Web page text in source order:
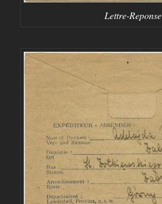
Lettre-Reponse